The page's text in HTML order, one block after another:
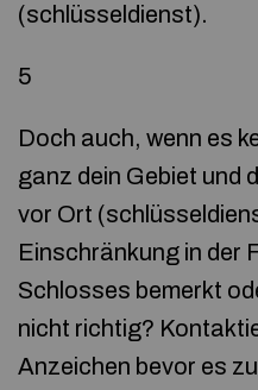
(schlüsseldienst).
5
Doch auch, wenn es
ganz dein Gebiet und
vor Ort
Einschränkung in der
Schlosses bemerkt
nicht richtig?
Anzeichen bevor es